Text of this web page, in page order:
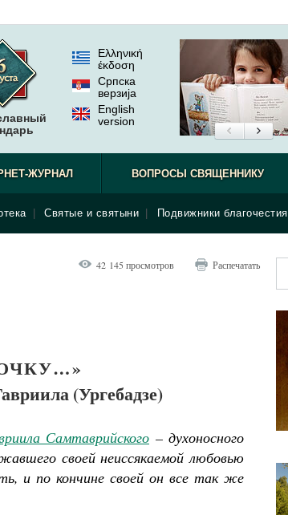
Ελληνική
έκδοση
Српска
верзиjа
English
version
Святые и святыни Подвижники благочестия
ЖУРНАЛ ВОПРОСЫ СВЯЩЕННИКУ
42 145 просмотров Распечатать
(Ургебадзе)
Самтаврийского – духоносного
своей неиссякаемой любовью
и по кончине своей он все так же